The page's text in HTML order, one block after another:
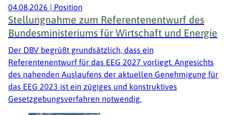
04.08.2026 Position
Stellungnahme zum Referentenentwurf des
Bundesministeriums für Wirtschaft und Energie
Der DBV begrüßt grundsätzlich, dass ein
Referentenentwurf für das EEG 2027 vorliegt. Angesichts
des nahenden Auslaufens der aktuellen Genehmigung für
das EEG 2023 ist ein zügiges und konstruktives
Gesetzgebungsverfahren notwendig.